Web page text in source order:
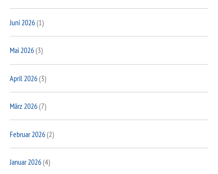
Juni 2026(1)
Mai 2026(3)
April 2026(3)
März 2026(7)
Februar 2026(2)
Januar 2026(4)